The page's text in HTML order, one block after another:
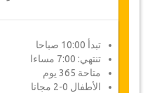
تبدأ 10:00 صباحا
تنتهي: 7:00 مساءا
متاحة 365 يوم
الأطفال 0-2 مجانا